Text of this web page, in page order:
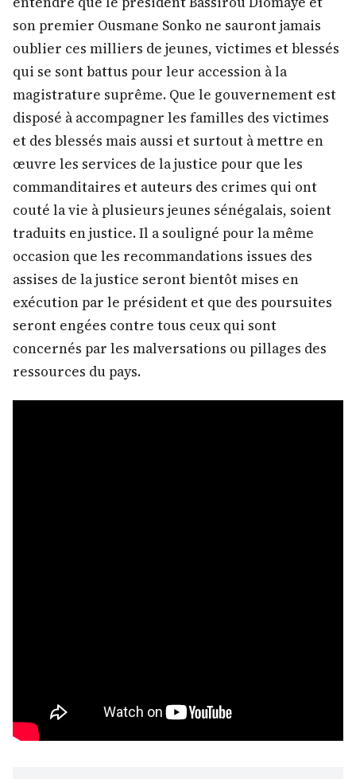
son premier Ousmane Sonko ne sauront jamais
oublier ces milliers de jeunes, victimes et blessés
qui se sont battus pour leur accession à la
magistrature suprême. Que le gouvernement est
disposé à accompagner les familles des victimes
et des blessés mais aussi et surtout à mettre en
œuvre les services de la justice pour que les
commanditaires et auteurs des crimes qui ont
couté la vie à plusieurs jeunes sénégalais, soient
traduits en justice. Il a souligné pour la même
occasion que les recommandations issues des
assises de la justice seront bientôt mises en
exécution par le président et que des poursuites
seront engées contre tous ceux qui sont
concernés par les malversations ou pillages des
ressources du pays.